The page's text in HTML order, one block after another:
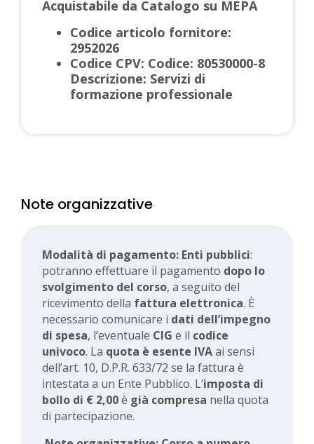
Acquistabile da Catalogo su MEPA
Codice articolo fornitore:
2952026
Codice CPV: Codice: 80530000-8
Descrizione: Servizi di
formazione professionale
Note organizzative
Modalità di pagamento: Enti pubblici:
potranno effettuare il pagamento dopo lo
svolgimento del corso, a seguito del
ricevimento della fattura elettronica. È
necessario comunicare i dati dell’impegno
di spesa, l’eventuale CIG e il codice
univoco. La quota è esente IVAai sensi
dell’art. 10, D.P.R. 633/72 se la fattura è
intestata a un Ente Pubblico. L’imposta di
bollo di € 2,00è già compresa nella quota
di partecipazione.